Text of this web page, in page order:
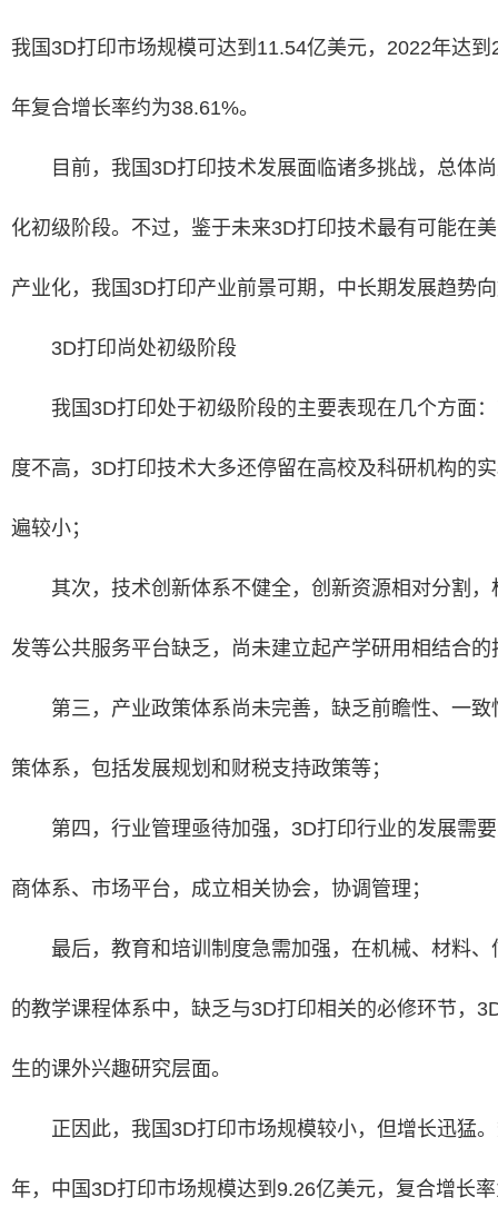
我国3D打印市场规模可达到11.54亿美元，2022年达
年复合增长率约为38.61%。
目前，我国3D打印技术发展面临诸多挑战，总体尚
化初级阶段。不过，鉴于未来3D打印技术最有可能在
产业化，我国3D打印产业前景可期，中长期发展趋势
3D打印尚处初级阶段
我国3D打印处于初级阶段的主要表现在几个方面：
度不高，3D打印技术大多还停留在高校及科研机构的
遍较小；
其次，技术创新体系不健全，创新资源相对分割，
发等公共服务平台缺乏，尚未建立起产学研用相结合
第三，产业政策体系尚未完善，缺乏前瞻性、一致
策体系，包括发展规划和财税支持政策等；
第四，行业管理亟待加强，3D打印行业的发展需要
商体系、市场平台，成立相关协会，协调管理；
最后，教育和培训制度急需加强，在机械、材料、
的教学课程体系中，缺乏与3D打印相关的必修环节，
生的课外兴趣研究层面。
正因此，我国3D打印市场规模较小，但增长迅猛。
年，中国3D打印市场规模达到9.26亿美元，复合增长